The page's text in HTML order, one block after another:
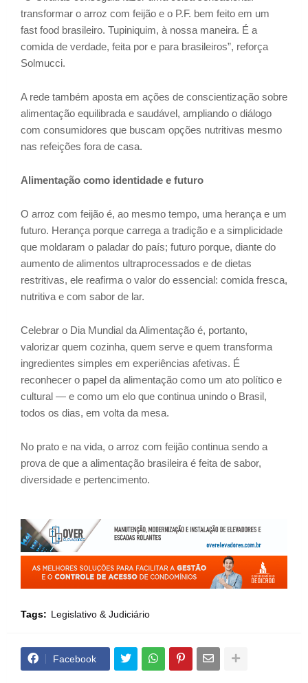
transformar o arroz com feijão e o P.F. bem feito em um
fast food brasileiro. Tupiniquim, à nossa maneira. É a
comida de verdade, feita por e para brasileiros”, reforça
Solmucci.
A rede também aposta em ações de conscientização sobre
alimentação equilibrada e saudável, ampliando o diálogo
com consumidores que buscam opções nutritivas mesmo
nas refeições fora de casa.
Alimentação como identidade e futuro
O arroz com feijão é, ao mesmo tempo, uma herança e um
futuro. Herança porque carrega a tradição e a simplicidade
que moldaram o paladar do país; futuro porque, diante do
aumento de alimentos ultraprocessados e de dietas
restritivas, ele reafirma o valor do essencial: comida fresca,
nutritiva e com sabor de lar.
Celebrar o Dia Mundial da Alimentação é, portanto,
valorizar quem cozinha, quem serve e quem transforma
ingredientes simples em experiências afetivas. É
reconhecer o papel da alimentação como um ato político e
cultural — e como um elo que continua unindo o Brasil,
todos os dias, em volta da mesa.
No prato e na vida, o arroz com feijão continua sendo a
prova de que a alimentação brasileira é feita de sabor,
diversidade e pertencimento.
Tags: Legislativo & Judiciário
Facebook